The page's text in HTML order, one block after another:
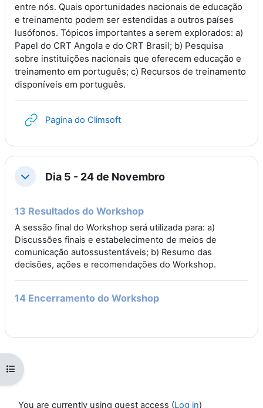
Open course index
entre nós. Quais oportunidades nacionais de educação
e treinamento podem ser estendidas a outros países
lusófonos. Tópicos importantes a serem explorados: a)
Papel do CRT Angola e do CRT Brasil; b) Pesquisa
sobre instituições nacionais que oferecem educação e
treinamento em português; c) Recursos de treinamento
disponíveis em português.
Pagina do ClimsoftURL
CollapseDia 5 - 24 de Novembro
13 Resultados do Workshop
A sessão final do Workshop será utilizada para: a)
Discussões finais e estabelecimento de meios de
comunicação autossustentáveis; b) Resumo das
decisões, ações e recomendações do Workshop.
14 Encerramento do Workshop
You are currently using guest access (Log in)